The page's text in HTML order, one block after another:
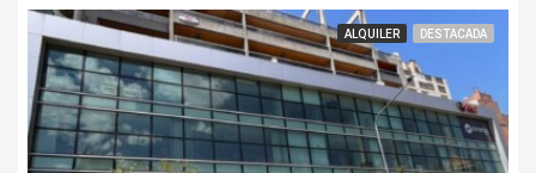
ALQUILER DESTACADA